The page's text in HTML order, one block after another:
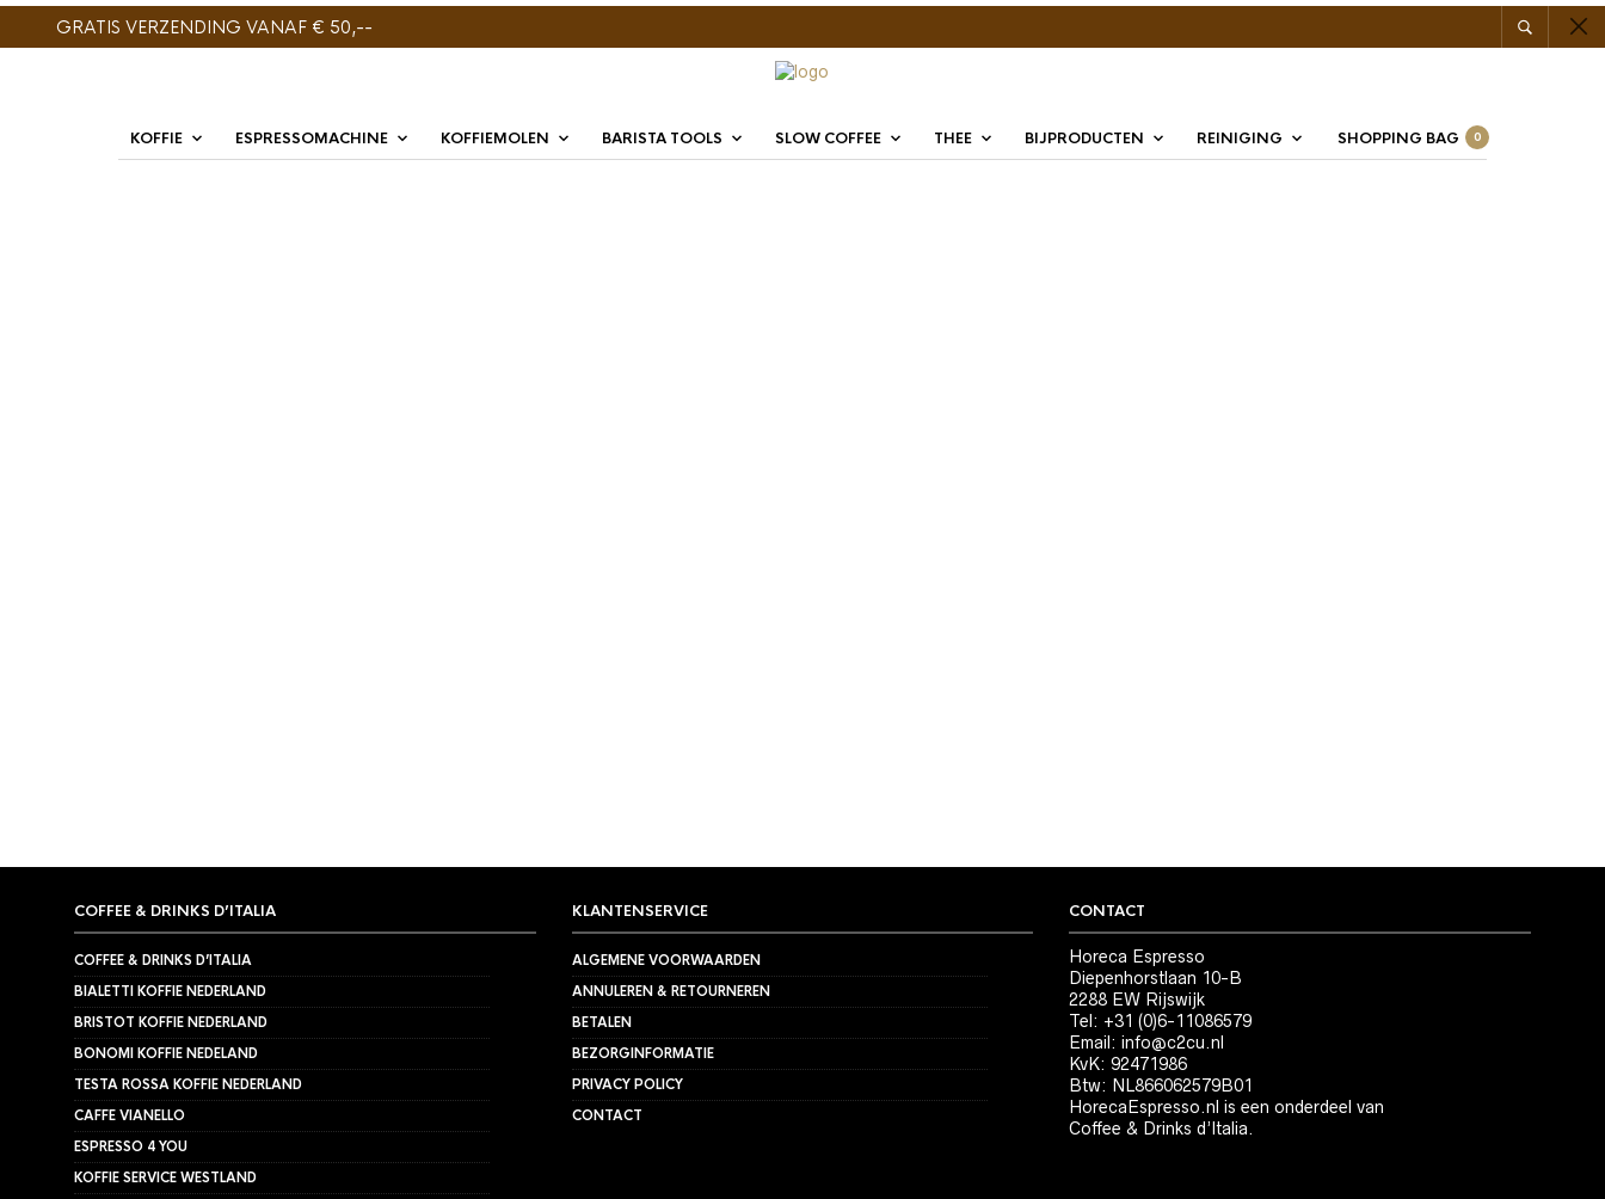
GRATIS VERZENDING VANAF € 50,--
KOFFIE ESPRESSOMACHINE KOFFIEMOLEN BARISTA TOOLS SLOW COFFEE THEE BIJPRODUCTEN REINIGING SHOPPING BAG 0
COFFEE & DRINKS D’ITALIA
COFFEE & DRINKS D’ITALIA
BIALETTI KOFFIE NEDERLAND
BRISTOT KOFFIE NEDERLAND
BONOMI KOFFIE NEDELAND
TESTA ROSSA KOFFIE NEDERLAND
CAFFE VIANELLO
ESPRESSO 4 YOU
KOFFIE SERVICE WESTLAND
KLANTENSERVICE
ALGEMENE VOORWAARDEN
ANNULEREN & RETOURNEREN
BETALEN
BEZORGINFORMATIE
PRIVACY POLICY
CONTACT
CONTACT
Horeca Espresso
Diepenhorstlaan 10-B
2288 EW Rijswijk
Tel: +31 (0)6-11086579
Email:info@c2cu.nl
KvK: 92471986
Btw: NL866062579B01
HorecaEspresso.nl is een onderdeel van
Coffee & Drinks d’Italia.